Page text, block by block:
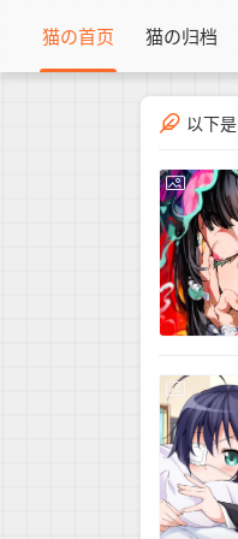
猫の首页 猫の归档
以下是